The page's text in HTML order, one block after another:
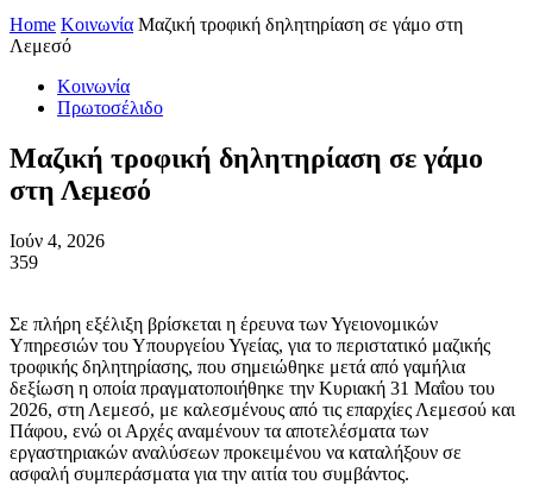
Home Κοινωνία Μαζική τροφική δηλητηρίαση σε γάμο στη
Λεμεσό
Κοινωνία
Πρωτοσέλιδο
Μαζική τροφική δηλητηρίαση σε γάμο
στη Λεμεσό
Ιούν 4, 2026
359
Σε πλήρη εξέλιξη βρίσκεται η έρευνα των Υγειονομικών
Υπηρεσιών του Υπουργείου Υγείας, για το περιστατικό μαζικής
τροφικής δηλητηρίασης, που σημειώθηκε μετά από γαμήλια
δεξίωση η οποία πραγματοποιήθηκε την Κυριακή 31 Μαΐου του
2026, στη Λεμεσό, με καλεσμένους από τις επαρχίες Λεμεσού και
Πάφου, ενώ οι Αρχές αναμένουν τα αποτελέσματα των
εργαστηριακών αναλύσεων προκειμένου να καταλήξουν σε
ασφαλή συμπεράσματα για την αιτία του συμβάντος.